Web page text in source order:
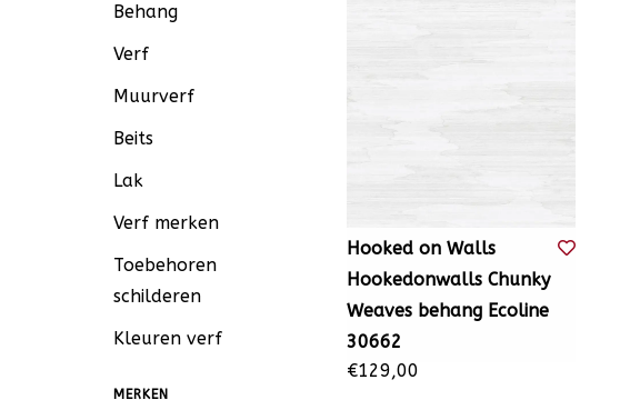
Behang
Verf
Muurverf
Beits
Lak
Verf merken
Toebehoren
schilderen
Kleuren verf
MERKEN
Hooked on Walls
Hookedonwalls Chunky
Weaves behang Ecoline
30662
€129,00